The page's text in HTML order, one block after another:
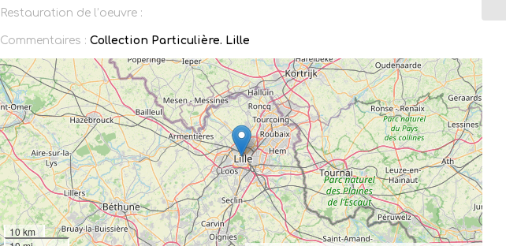
Restauration de l’oeuvre :
Commentaires : Collection Particulière. Lille
10 km